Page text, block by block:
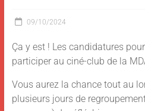
09/10/2024
Ça y est ! Les candidatures
participer au ciné-club de la
Vous aurez la chance tout au
plusieurs jours de